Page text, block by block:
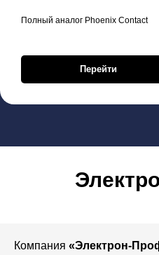
Полный аналог Phoenix Contact
Перейти
Компания «Электрон-